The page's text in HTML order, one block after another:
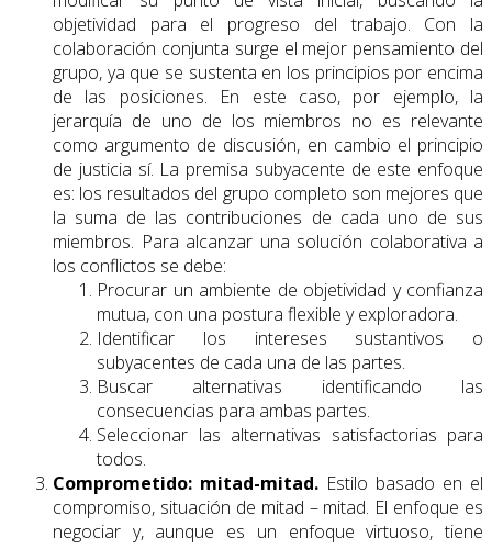
objetividad para el progreso del trabajo. Con la
colaboración conjunta surge el mejor pensamiento del
grupo, ya que se sustenta en los principios por encima
de las posiciones. En este caso, por ejemplo, la
jerarquía de uno de los miembros no es relevante
como argumento de discusión, en cambio el principio
de justicia sí. La premisa subyacente de este enfoque
es: los resultados del grupo completo son mejores que
la suma de las contribuciones de cada uno de sus
miembros. Para alcanzar una solución colaborativa a
los conflictos se debe:
Procurar un ambiente de objetividad y confianza
mutua, con una postura flexible y exploradora.
Identificar los intereses sustantivos o
subyacentes de cada una de las partes.
Buscar alternativas identificando las
consecuencias para ambas partes.
Seleccionar las alternativas satisfactorias para
todos.
Comprometido: mitad-mitad. Estilo basado en el
compromiso, situación de mitad – mitad. El enfoque es
negociar y, aunque es un enfoque virtuoso, tiene